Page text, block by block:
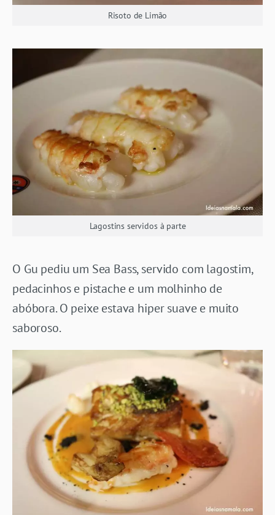
Risoto de Limão
Lagostins servidos à parte
O Gu pediu um Sea Bass, servido com lagostim,
pedacinhos e pistache e um molhinho de
abóbora. O peixe estava hiper suave e muito
saboroso.